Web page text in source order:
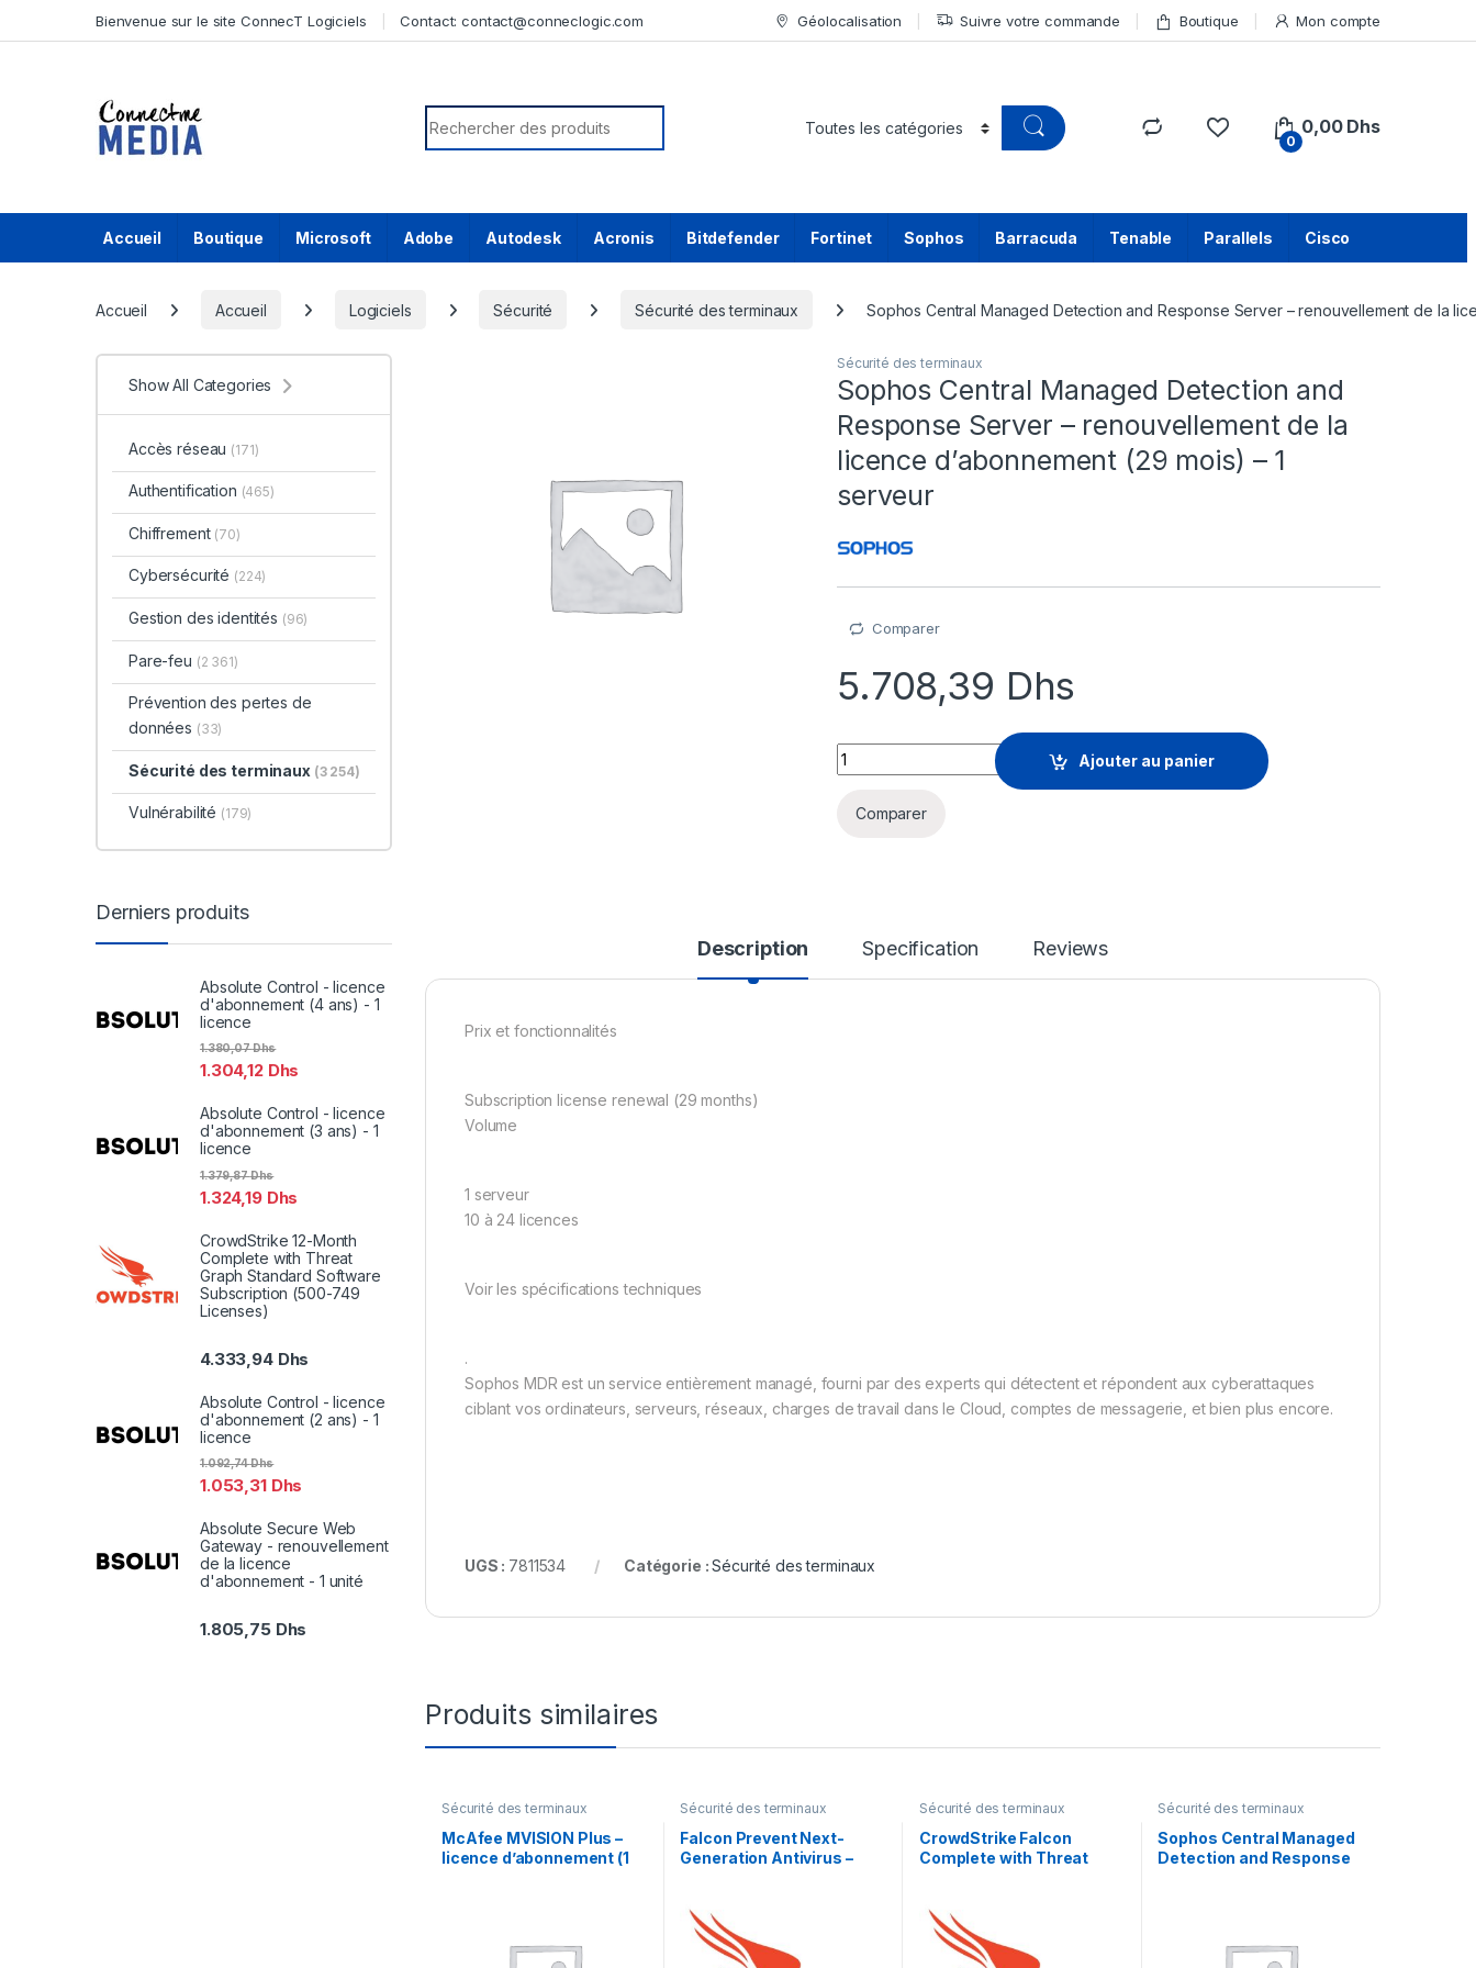
Bienvenue sur le site ConnecT Logiciels Contact:contact@conneclogic.com Géolocalisation Suivre votre commande Boutique Mon compte
Search for:
0
0,00 Dhs
Accueil Boutique Microsoft Adobe Autodesk Acronis Bitdefender Fortinet Sophos Barracuda Tenable Parallels Cisco
Accueil Accueil Logiciels Sécurité Sécurité des terminaux Sophos Central Managed Detection and Response Server – renouvellement de la
Sécurité des terminaux
Sophos Central Managed Detection and
Response Server – renouvellement de la
licence d’abonnement (29 mois) – 1
serveur
Comparer
5.708,39 Dhs
Sophos Central Managed Detection and Response Server - renouvellement de la
Ajouter au panier
Comparer
Description Specification Reviews
Prix et fonctionnalités
Subscription license renewal (29 months)
Volume
1 serveur
10 à 24 licences
Voir les spécifications techniques
.
Sophos MDR est un service entièrement managé, fourni par des experts qui détectent et répondent aux cyberattaques
ciblant vos ordinateurs, serveurs, réseaux, charges de travail dans le Cloud, comptes de messagerie, et bien plus encore.
UGS : 7811534 Catégorie :Sécurité des terminaux
Produits similaires
Sécurité des terminaux
McAfee MVISION Plus –
licence d’abonnement (1
Sécurité des terminaux
Falcon Prevent Next-
Generation Antivirus –
Sécurité des terminaux
CrowdStrike Falcon
Complete with Threat
Sécurité des terminaux
Sophos Central Managed
Detection and Response
Show All Categories
Accès réseau (171)
Authentification (465)
Chiffrement (70)
Cybersécurité (224)
Gestion des identités (96)
Pare-feu (2 361)
Prévention des pertes de
données (33)
Sécurité des terminaux (3 254)
Vulnérabilité (179)
Derniers produits
Absolute Control - licence
d'abonnement (4 ans) - 1
licence
1.304,12 Dhs
1.380,07Dhs
Absolute Control - licence
d'abonnement (3 ans) - 1
licence
1.324,19 Dhs
1.379,87Dhs
CrowdStrike 12-Month
Complete with Threat
Graph Standard Software
Subscription (500-749
Licenses)
4.333,94 Dhs
Absolute Control - licence
d'abonnement (2 ans) - 1
licence
1.053,31 Dhs
1.092,74Dhs
Absolute Secure Web
Gateway - renouvellement
de la licence
d'abonnement - 1 unité
1.805,75 Dhs